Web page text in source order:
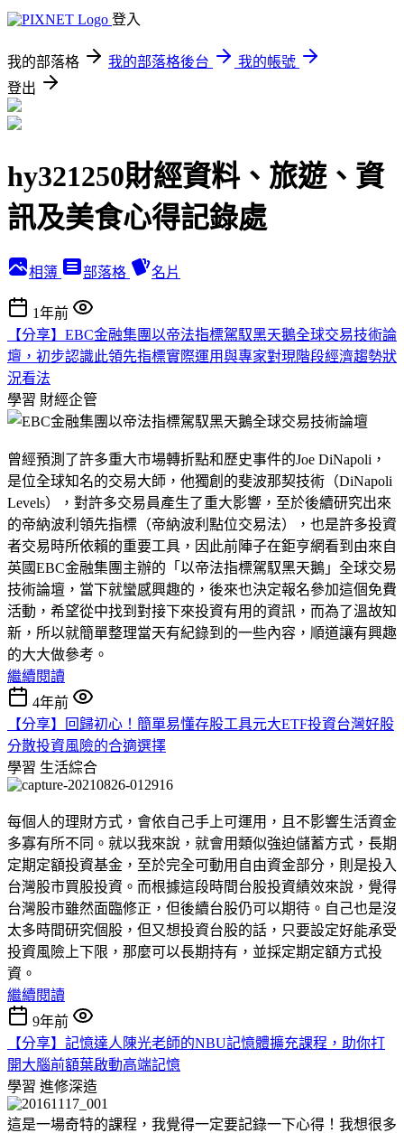
登入
我的部落格 我的部落格後台
我的帳號
登出
hy321250財經資料、旅遊、資
訊及美食心得記錄處
相簿 部落格 名片
1年前
【分享】EBC金融集團以帝法指標駕馭黑天鵝全球交易技術論
壇，初步認識此領先指標實際運用與專家對現階段經濟趨勢狀
況看法
學習 財經企管
曾經預測了許多重大市場轉折點和歷史事件的Joe DiNapoli，
是位全球知名的交易大師，他獨創的斐波那契技術（DiNapoli
Levels），對許多交易員產生了重大影響，至於後續研究出來
的帝納波利領先指標（帝納波利點位交易法），也是許多投資
者交易時所依賴的重要工具，因此前陣子在鉅亨網看到由來自
英國EBC金融集團主辦的「以帝法指標駕馭黑天鵝」全球交易
技術論壇，當下就蠻感興趣的，後來也決定報名參加這個免費
活動，希望從中找到對接下來投資有用的資訊，而為了溫故知
新，所以就簡單整理當天有紀錄到的一些內容，順道讓有興趣
的大大做參考。
繼續閱讀
4年前
【分享】回歸初心！簡單易懂存股工具元大ETF投資台灣好股
分散投資風險的合適選擇
學習 生活綜合
每個人的理財方式，會依自己手上可運用，且不影響生活資金
多寡有所不同。就以我來說，就會用類似強迫儲蓄方式，長期
定期定額投資基金，至於完全可動用自由資金部分，則是投入
台灣股市買股投資。而根據這段時間台股投資績效來說，覺得
台灣股市雖然面臨修正，但後續台股仍可以期待。自己也是沒
太多時間研究個股，但又想投資台股的話，只要設定好能承受
投資風險上下限，那麼可以長期持有，並採定期定額方式投
資。
繼續閱讀
9年前
【分享】記憶達人陳光老師的NBU記憶體擴充課程，助你打
開大腦前額葉啟動高端記憶
學習 進修深造
這是一場奇特的課程，我覺得一定要記錄一下心得！我想很多